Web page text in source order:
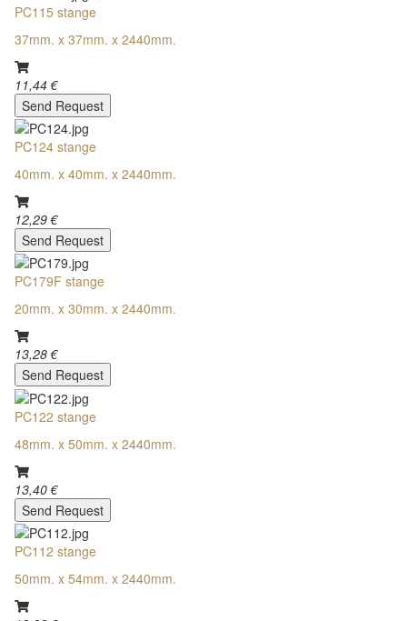
PC115 stange
37mm. x 37mm. x 2440mm.
11,44 €
Send Request
PC124 stange
40mm. x 40mm. x 2440mm.
12,29 €
Send Request
PC179F stange
20mm. x 30mm. x 2440mm.
13,28 €
Send Request
PC122 stange
48mm. x 50mm. x 2440mm.
13,40 €
Send Request
PC112 stange
50mm. x 54mm. x 2440mm.